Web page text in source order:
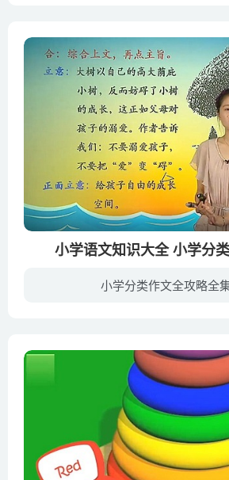
小学语文知识大全 小学分
小学分类作文全攻略全